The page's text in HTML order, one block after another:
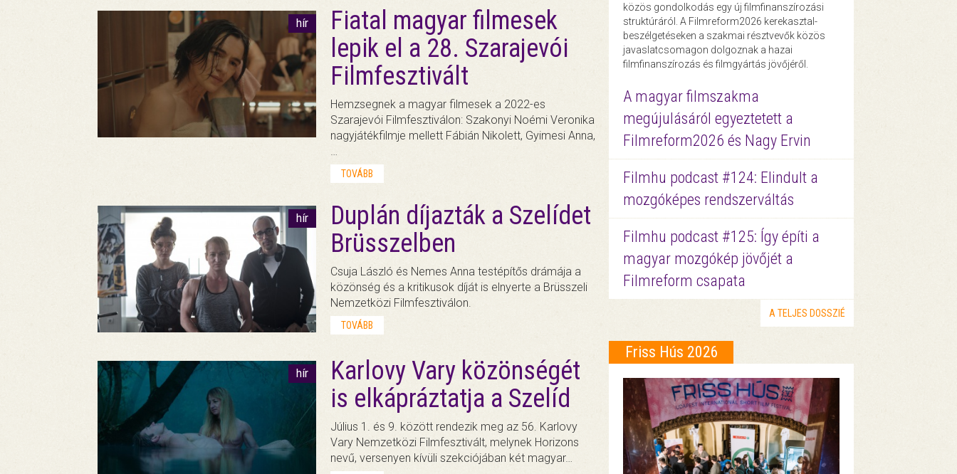
hír
Fiatal magyar filmesek
lepik el a 28. Szarajevói
Filmfesztivált
Hemzsegnek a magyar filmesek a 2022-es
Szarajevói Filmfesztiválon: Szakonyi Noémi Veronika
nagyjátékfilmje mellett Fábián Nikolett, Gyimesi Anna,
…
TOVÁBB
hír
Duplán díjazták a Szelídet
Brüsszelben
Csuja László és Nemes Anna testépítős drámája a
közönség és a kritikusok díját is elnyerte a Brüsszeli
Nemzetközi Filmfesztiválon.
TOVÁBB
hír
Karlovy Vary közönségét
is elkápráztatja a Szelíd
Július 1. és 9. között rendezik meg az 56. Karlovy
Vary Nemzetközi Filmfesztivált, melynek Horizons
nevű, versenyen kívüli szekciójában két magyar…
közös gondolkodás egy új filmfinanszírozási
struktúráról. A Filmreform2026 kerekasztal-
beszélgetéseken a szakmai résztvevők közös
javaslatcsomagon dolgoznak a hazai
filmfinanszírozás és filmgyártás jövőjéről.
A magyar filmszakma
megújulásáról egyeztetett a
Filmreform2026 és Nagy Ervin
Filmhu podcast #124: Elindult a
mozgóképes rendszerváltás
Filmhu podcast #125: Így építi a
magyar mozgókép jövőjét a
Filmreform csapata
A TELJES DOSSZIÉ
Friss Hús 2026